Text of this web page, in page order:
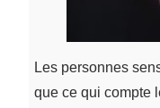
Les personnes
que ce qui compte